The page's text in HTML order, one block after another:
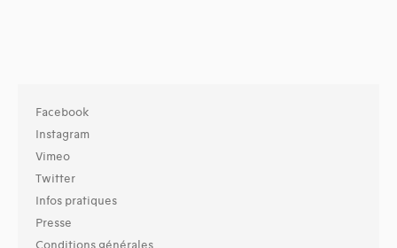
Facebook
Instagram
Vimeo
Twitter
Infos pratiques
Presse